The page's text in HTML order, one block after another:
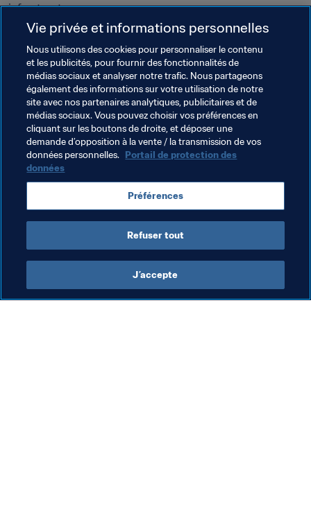
infrastructures. »
Thèmes en lien
Organisation des compétitions
Droits de l'Homme Organisation
Coupe du Monde de la FIFA 2026™
Organisation
Vie privée et informations personnelles
Nous utilisons des cookies pour personnaliser le contenu
et les publicités, pour fournir des fonctionnalités de
médias sociaux et analyser notre trafic. Nous partageons
également des informations sur votre utilisation de notre
site avec nos partenaires analytiques, publicitaires et de
médias sociaux. Vous pouvez choisir vos préférences en
cliquant sur les boutons de droite, et déposer une
demande d’opposition à la vente / la transmission de vos
données personnelles. Portail de protection des
données
Préférences
Refuser tout
J’accepte